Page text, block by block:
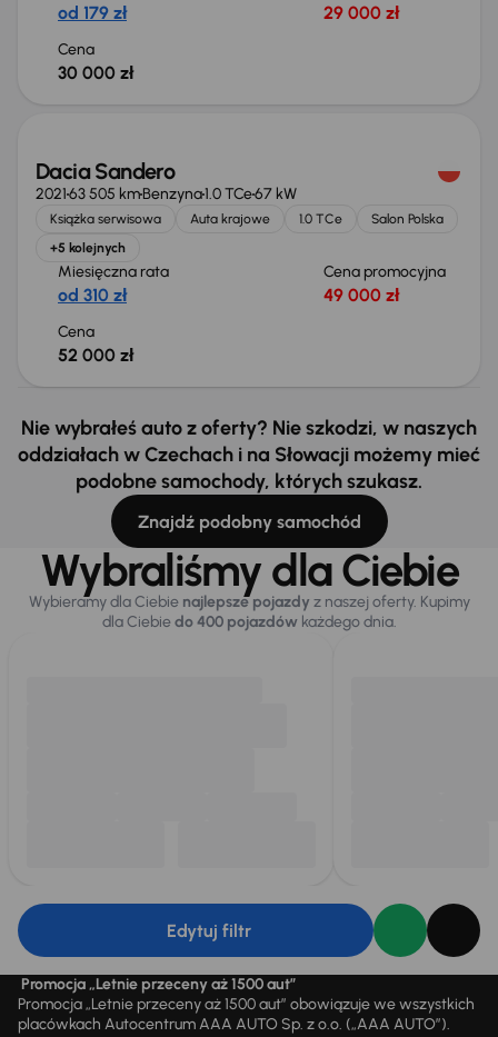
od 179 zł 29 000 zł
Cena
30 000 zł
Dacia Sandero
202163 505 kmBenzyna1.0 TCe67 kW
Książka serwisowa Auta krajowe 1.0 TCe
Salon Polska
+5 kolejnych
Miesięczna rata
od 310 zł
Cena promocyjna
49 000 zł
Cena
52 000 zł
Nie wybrałeś auto z oferty? Nie szkodzi, w naszych
oddziałach w Czechach i na Słowacji możemy mieć
podobne samochody, których szukasz.
Znajdź podobny samochód
Wybraliśmy dla Ciebie
Wybieramy dla Ciebie najlepsze pojazdy z naszej oferty. Kupimy
dla Ciebiedo 400 pojazdówkażdego dnia.
Edytuj filtr
Promocja „Letnie przeceny aż 1500 aut”
Promocja „Letnie przeceny aż 1500 aut” obowiązuje we wszystkich
placówkach Autocentrum AAA AUTO Sp. z o.o. („AAA AUTO”).